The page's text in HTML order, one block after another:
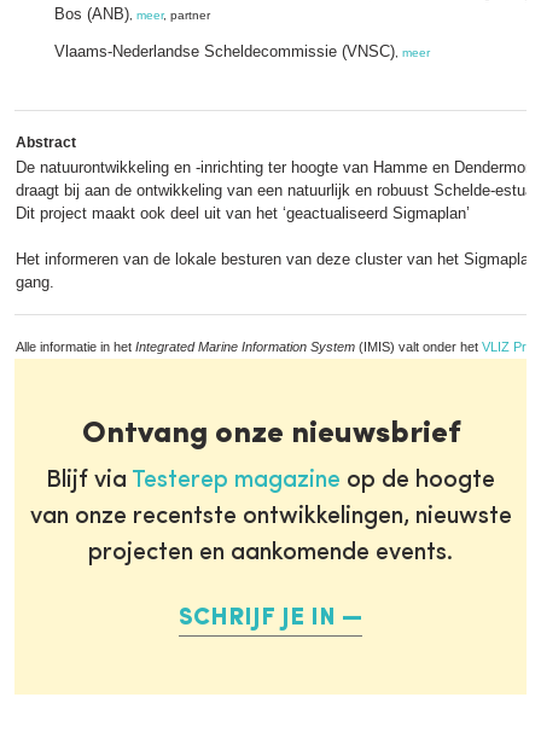
Bos (ANB) meer, partner
Vlaams-Nederlandse Scheldecommissie (VNSC) meer
Abstract
De natuurontwikkeling en -inrichting ter hoogte van Hamme en
draagt bij aan de ontwikkeling van een natuurlijk en robuust Schelde-
Dit project maakt ook deel uit van het ‘geactualiseerd Sigmaplan’
Het informeren van de lokale besturen van deze cluster van het
gang.
Alle informatie in het Integrated Marine Information System (IMIS) valt onder het VLIZ
Ontvang onze nieuwsbrief
Blijf via Testerep magazine op de hoogte
van onze recentste ontwikkelingen, nieuwste
projecten en aankomende events.
SCHRIJF JE IN